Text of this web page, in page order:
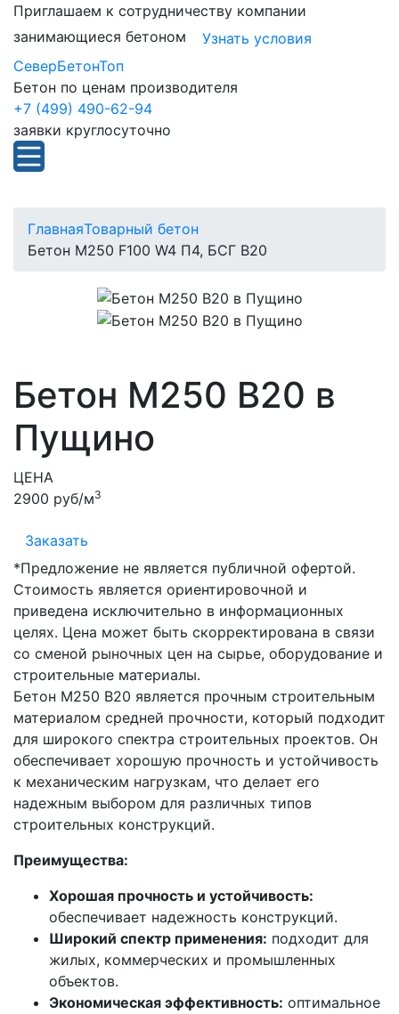
Приглашаем к сотрудничеству компании
занимающиеся бетоном
Узнать условия
СеверБетонТоп
Бетон по ценам производителя
+7 (499) 490-62-94
заявки круглосуточно
ГлавнаяТоварный бетон
Бетон M250 F100 W4 П4, БСГ В20
Бетон М250 В20 в
Пущино
ЦЕНА
2900 руб/м3
Заказать
*Предложение не является публичной офертой.
Стоимость является ориентировочной и
приведена исключительно в информационных
целях. Цена может быть скорректирована в связи
со сменой рыночных цен на сырье, оборудование и
строительные материалы.
Бетон М250 В20 является прочным строительным
материалом средней прочности, который подходит
для широкого спектра строительных проектов. Он
обеспечивает хорошую прочность и устойчивость
к механическим нагрузкам, что делает его
надежным выбором для различных типов
строительных конструкций.
Преимущества:
Хорошая прочность и устойчивость:
обеспечивает надежность конструкций.
Широкий спектр применения: подходит для
жилых, коммерческих и промышленных
объектов.
Экономическая эффективность: оптимальное